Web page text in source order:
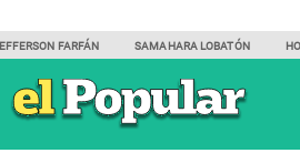
FARFÁN SAMAHARA LOBATÓN